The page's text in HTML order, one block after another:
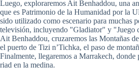
Luego, exploraremos Ait Benhaddou, una
que es Patrimonio de la Humanidad por la
sido utilizado como escenario para muchas
televisión, incluyendo "Gladiator" y "Juego
Ait Benhaddou, cruzaremos las Montañas
el puerto de Tizi n’Tichka, el paso de
Finalmente, llegaremos a Marrakech, donde
riad en la medina.